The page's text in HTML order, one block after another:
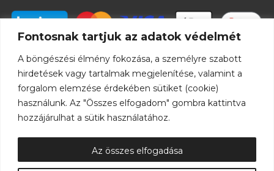
Fontosnak tartjuk az adatok védelmét
A böngészési élmény fokozása, a személyre szabott
hirdetések vagy tartalmak megjelenítése, valamint a
forgalom elemzése érdekében sütiket (cookie)
használunk. Az "Összes elfogadom" gombra kattintva
hozzájárulhat a sütik használatához.
Az összes elfogadása